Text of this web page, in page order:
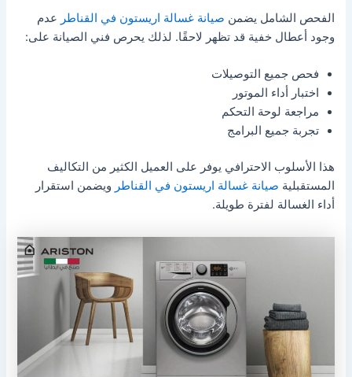
الفحص الشامل يضمن صيانة غسالة اريستون في القناطر عدم
وجود أعطال خفية قد تظهر لاحقًا. لذلك يحرص فني الصيانة على:
فحص جميع التوصيلات
اختبار أداء الموتور
مراجعة لوحة التحكم
تجربة جميع البرامج
هذا الأسلوب الاحترافي يوفر على العميل الكثير من التكاليف
المستقبلية صيانة غسالة اريستون في القناطر ويضمن استقرار
أداء الغسالة لفترة طويلة.